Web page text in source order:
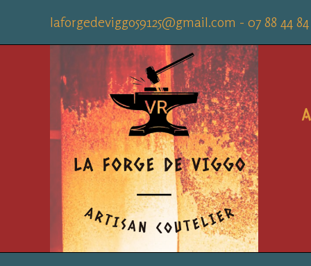
content
laforgedeviggo59125@gmail.com - 07 88 44